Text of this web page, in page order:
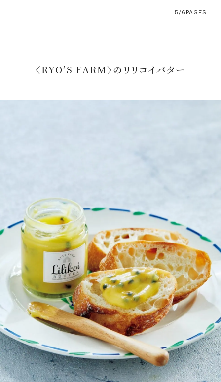
5/6 PAGES
〈RYO’S FARM〉のリリコイバター